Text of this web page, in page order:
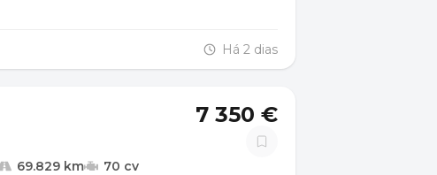
Há 2 dias
7 350 €
69.829 km 70 cv